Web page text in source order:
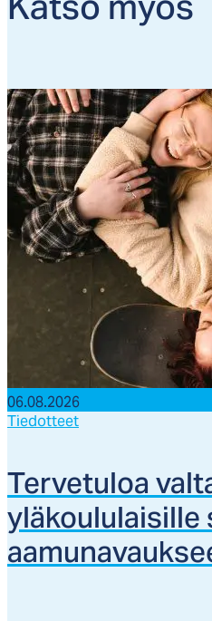
06.08.2026
Tiedotteet
Ter­ve­tu­loa